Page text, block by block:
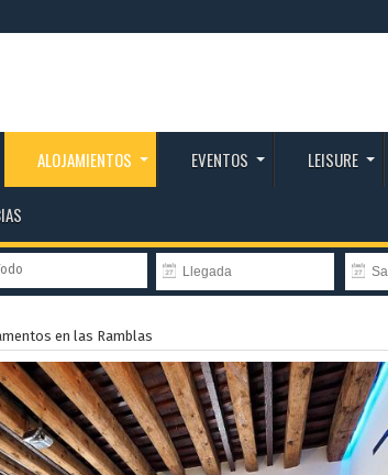
ALOJAMIENTOS EVENTOS LEISURE
en las Ramblas